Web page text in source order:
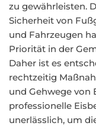
zu gewährleisten.
Sicherheit von
und Fahrzeugen
Priorität in der
Daher ist es
rechtzeitig
und Gehwege von
professionelle
unerlässlich, um